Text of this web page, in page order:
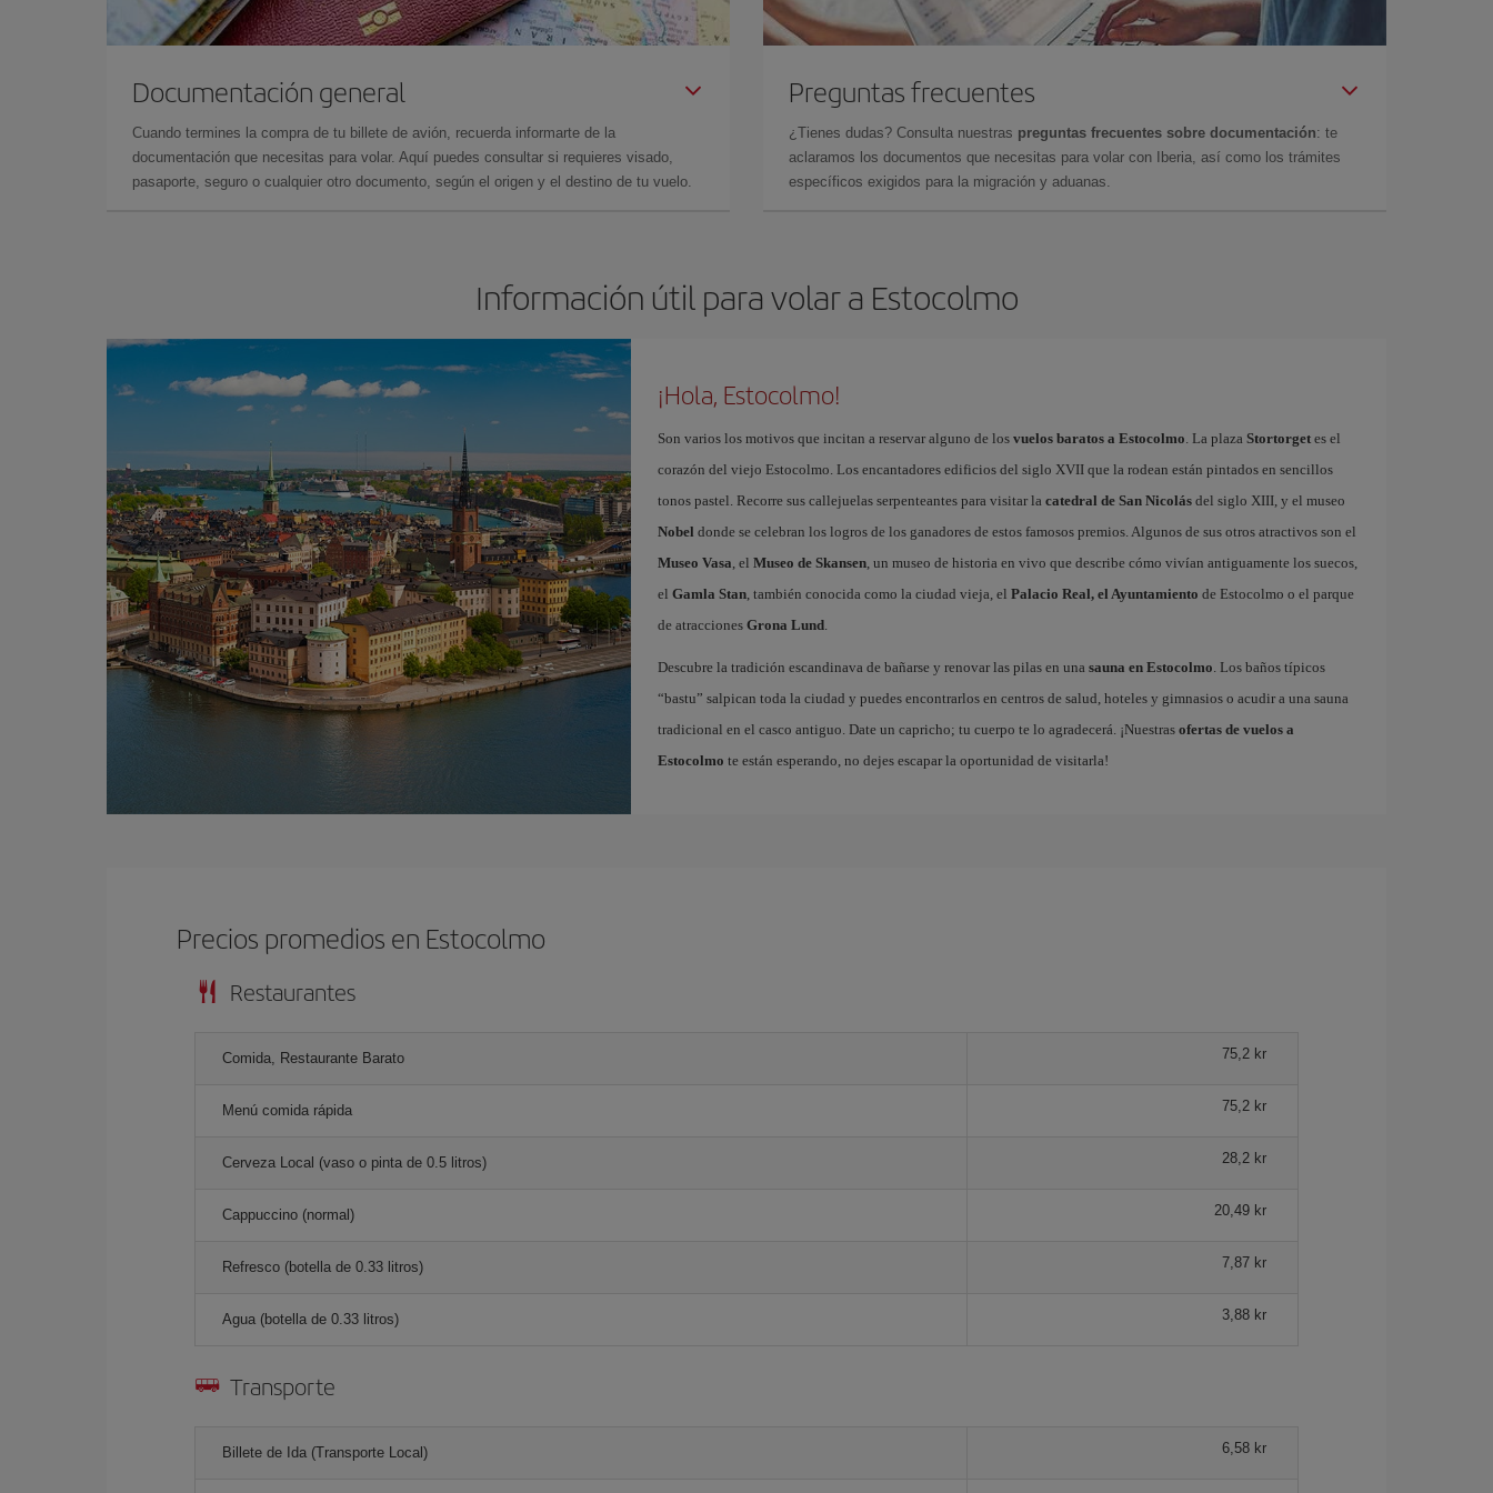
Documentación general
Cuando termines la compra de tu billete de avión, recuerda informarte de la
documentación que necesitas para volar. Aquí puedes consultar si requieres visado,
pasaporte, seguro o cualquier otro documento, según el origen y el destino de tu vuelo.
Preguntas frecuentes
¿Tienes dudas? Consulta nuestras preguntas frecuentes sobre documentación: te
aclaramos los documentos que necesitas para volar con Iberia, así como los trámites
específicos exigidos para la migración y aduanas.
Información útil para volar a Estocolmo
¡Hola, Estocolmo!
Son varios los motivos que incitan a reservar alguno de los vuelos baratos a Estocolmo. La plaza Stortorgetes el
corazón del viejo Estocolmo. Los encantadores edificios del siglo XVII que la rodean están pintados en sencillos
tonos pastel. Recorre sus callejuelas serpenteantes para visitar la catedral de San Nicolásdel siglo XIII, y el museo
Nobel donde se celebran los logros de los ganadores de estos famosos premios. Algunos de sus otros atractivos son el
Museo Vasa, el Museo de Skansen, un museo de historia en vivo que describe cómo vivían antiguamente los suecos,
el Gamla Stan, también conocida como la ciudad vieja, el Palacio Real, el Ayuntamiento de Estocolmo o el parque
de atracciones Grona Lund.
Descubre la tradición escandinava de bañarse y renovar las pilas en una sauna en Estocolmo. Los baños típicos
“bastu” salpican toda la ciudad y puedes encontrarlos en centros de salud, hoteles y gimnasios o acudir a una sauna
tradicional en el casco antiguo. Date un capricho; tu cuerpo te lo agradecerá. ¡Nuestras ofertas de vuelos a
Estocolmo te están esperando, no dejes escapar la oportunidad de visitarla!
Precios promedios en Estocolmo
Restaurantes
Comida, Restaurante Barato 75,2 kr
Menú comida rápida 75,2 kr
Cerveza Local (vaso o pinta de 0.5 litros) 28,2 kr
Cappuccino (normal) 20,49 kr
Refresco (botella de 0.33 litros) 7,87 kr
Agua (botella de 0.33 litros) 3,88 kr
Transporte
Billete de Ida (Transporte Local) 6,58 kr